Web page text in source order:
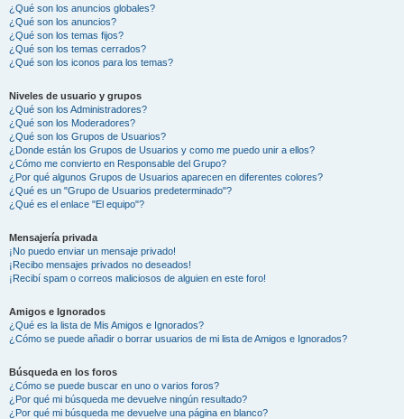
¿Qué son los anuncios globales?
¿Qué son los anuncios?
¿Qué son los temas fijos?
¿Qué son los temas cerrados?
¿Qué son los iconos para los temas?
Niveles de usuario y grupos
¿Qué son los Administradores?
¿Qué son los Moderadores?
¿Qué son los Grupos de Usuarios?
¿Donde están los Grupos de Usuarios y como me puedo unir a ellos?
¿Cómo me convierto en Responsable del Grupo?
¿Por qué algunos Grupos de Usuarios aparecen en diferentes colores?
¿Qué es un "Grupo de Usuarios predeterminado"?
¿Qué es el enlace "El equipo"?
Mensajería privada
¡No puedo enviar un mensaje privado!
¡Recibo mensajes privados no deseados!
¡Recibí spam o correos maliciosos de alguien en este foro!
Amigos e Ignorados
¿Qué es la lista de Mis Amigos e Ignorados?
¿Cómo se puede añadir o borrar usuarios de mi lista de Amigos e Ignorados?
Búsqueda en los foros
¿Cómo se puede buscar en uno o varios foros?
¿Por qué mi búsqueda me devuelve ningún resultado?
¿Por qué mi búsqueda me devuelve una página en blanco?